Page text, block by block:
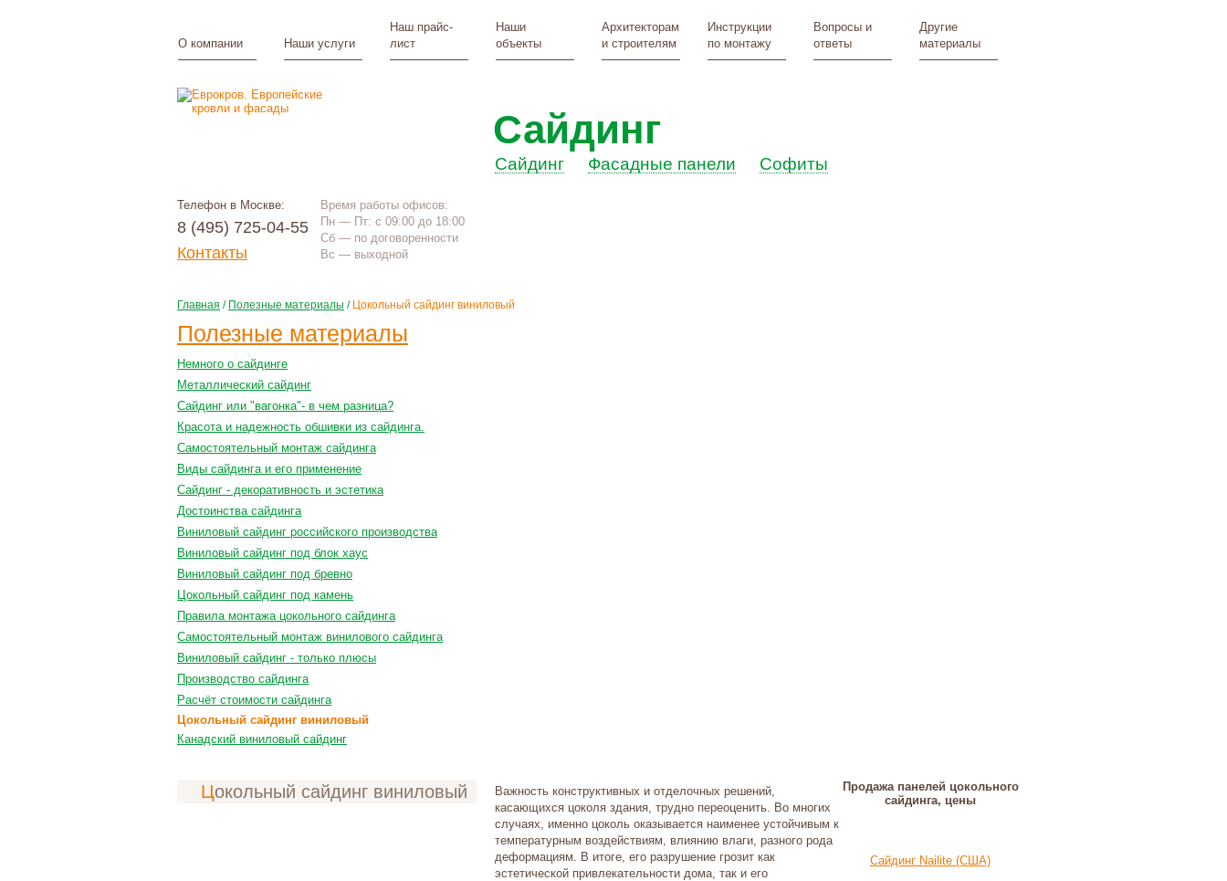
О компании Наши услуги
Наш прайс-
лист
Наши
объекты
Архитекторам
и строителям
Инструкции
по монтажу
Вопросы и
ответы
Другие
материалы
Телефон в Москве:
8 (495) 725-04-55
Контакты
Время работы офисов:
Пн — Пт: с 09:00 до 18:00
Сб — по договоренности
Вс — выходной
Сайдинг
Сайдинг Фасадные панели Софиты
Главная / Полезные материалы / Цокольный сайдинг виниловый
Полезные материалы
Немного о сайдинге
Металлический сайдинг
Сайдинг или "вагонка"- в чем разница?
Красота и надежность обшивки из сайдинга.
Самостоятельный монтаж сайдинга
Виды сайдинга и его применение
Сайдинг - декоративность и эстетика
Достоинства сайдинга
Виниловый сайдинг российского производства
Виниловый сайдинг под блок хаус
Виниловый сайдинг под бревно
Цокольный сайдинг под камень
Правила монтажа цокольного сайдинга
Самостоятельный монтаж винилового сайдинга
Виниловый сайдинг - только плюсы
Производство сайдинга
Расчёт стоимости сайдинга
Цокольный сайдинг виниловый
Канадский виниловый сайдинг
Цокольный сайдинг виниловый
Продажа панелей цокольного
сайдинга, цены
Сайдинг Nailite (США)
Важность конструктивных и отделочных решений,
касающихся цоколя здания, трудно переоценить. Во многих
случаях, именно цоколь оказывается наименее устойчивым к
температурным воздействиям, влиянию влаги, разного рода
деформациям. В итоге, его разрушение грозит как
эстетической привлекательности дома, так и его